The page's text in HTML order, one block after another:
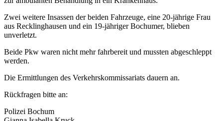
Zwei weitere Insassen der beiden Fahrzeuge, eine 20-jährige Frau
aus Recklinghausen und ein 19-jähriger Bochumer, blieben
unverletzt.
Beide Pkw waren nicht mehr fahrbereit und mussten abgeschleppt
werden.
Die Ermittlungen des Verkehrskommissariats dauern an.
Rückfragen bitte an:
Polizei Bochum